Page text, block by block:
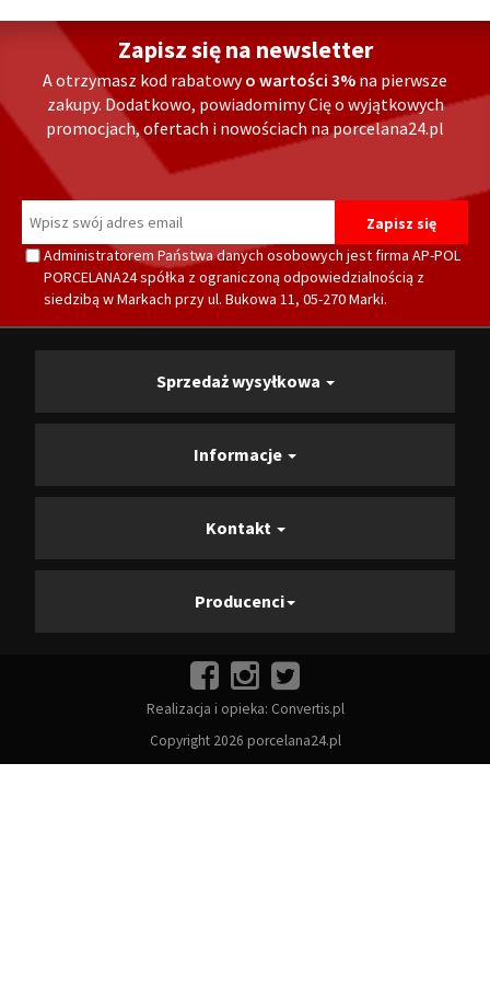
Zapisz się na newsletter
A otrzymasz kod rabatowyo wartości 3% na pierwsze
zakupy. Dodatkowo, powiadomimy Cię o wyjątkowych
promocjach, ofertach i nowościach na porcelana24.pl
Administratorem Państwa danych osobowych jest firma AP-POL
PORCELANA24 spółka z ograniczoną odpowiedzialnością z
siedzibą w Markach przy ul. Bukowa 11, 05-270 Marki.
Sprzedaż wysyłkowa
Informacje
Kontakt
Producenci
Realizacja i opieka: Convertis.pl
Copyright 2026 porcelana24.pl